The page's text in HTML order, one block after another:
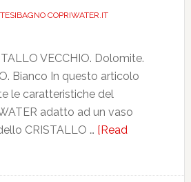
COPRIWATER.IT
VECCHIO. Dolomite.
Bianco In questo articolo
le caratteristiche del
adatto ad un vaso
CRISTALLO … [Read